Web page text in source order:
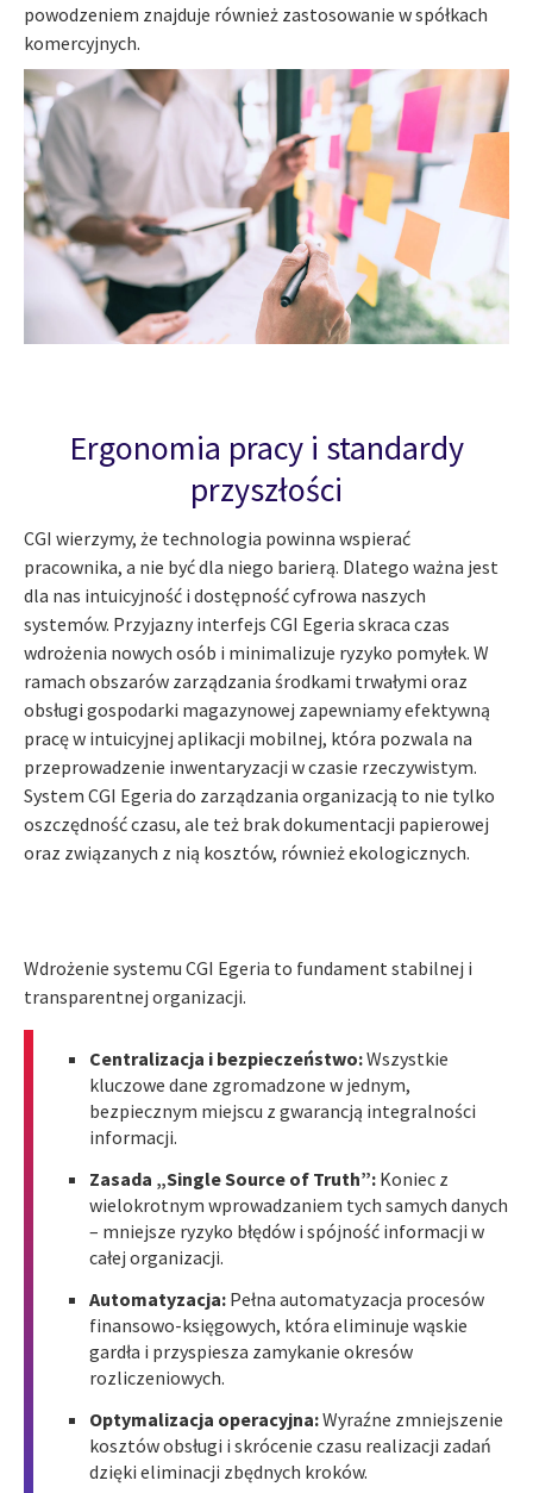
powodzeniem znajduje również zastosowanie w spółkach
komercyjnych.
Ergonomia pracy i standardy
przyszłości
CGI wierzymy, że technologia powinna wspierać
pracownika, a nie być dla niego barierą. Dlatego ważna jest
dla nas intuicyjność i dostępność cyfrowa naszych
systemów. Przyjazny interfejs CGI Egeria skraca czas
wdrożenia nowych osób i minimalizuje ryzyko pomyłek. W
ramach obszarów zarządzania środkami trwałymi oraz
obsługi gospodarki magazynowej zapewniamy efektywną
pracę w intuicyjnej aplikacji mobilnej, która pozwala na
przeprowadzenie inwentaryzacji w czasie rzeczywistym.
System CGI Egeria do zarządzania organizacją to nie tylko
oszczędność czasu, ale też brak dokumentacji papierowej
oraz związanych z nią kosztów, również ekologicznych.
Wdrożenie systemu CGI Egeria to fundament stabilnej i
transparentnej organizacji.
Centralizacja i bezpieczeństwo:Wszystkie
kluczowe dane zgromadzone w jednym,
bezpiecznym miejscu z gwarancją integralności
informacji.
Zasada „Single Source of Truth”: Koniec z
wielokrotnym wprowadzaniem tych samych danych
– mniejsze ryzyko błędów i spójność informacji w
całej organizacji.
Automatyzacja: Pełna automatyzacja procesów
finansowo-księgowych, która eliminuje wąskie
gardła i przyspiesza zamykanie okresów
rozliczeniowych.
Optymalizacja operacyjna:Wyraźne zmniejszenie
kosztów obsługi i skrócenie czasu realizacji zadań
dzięki eliminacji zbędnych kroków.